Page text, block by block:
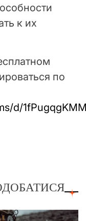
к их
по
d/